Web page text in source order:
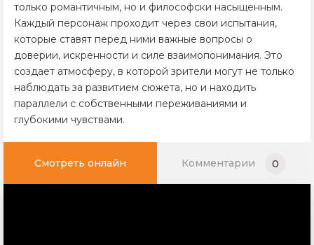
только романтичным, но и философски насыщенным.
Каждый персонаж проходит через свои испытания,
которые ставят перед ними важные вопросы о
доверии, искренности и силе взаимопонимания. Это
создает атмосферу, в которой зрители могут не только
наблюдать за развитием сюжета, но и находить
параллели с собственными переживаниями и
глубокими чувствами.
Смотреть онлайн Комментарии 0